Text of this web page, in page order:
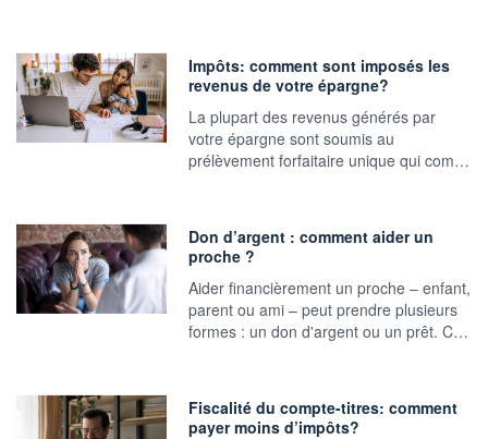
Impôts: comment sont imposés les
revenus de votre épargne?
La plupart des revenus générés par
votre épargne sont soumis au
prélèvement forfaitaire unique qui com…
Don d’argent : comment aider un
proche ?
Aider financièrement un proche – enfant,
parent ou ami – peut prendre plusieurs
formes : un don d'argent ou un prêt. C…
Fiscalité du compte-titres: comment
payer moins d’impôts?